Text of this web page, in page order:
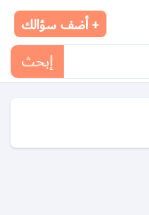
إبحث
+ أضف سؤالك